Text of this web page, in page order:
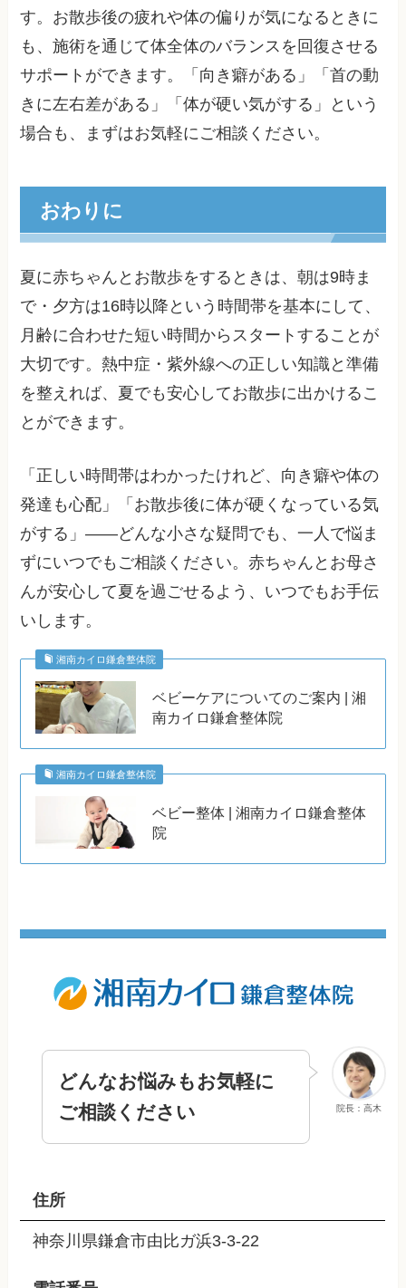
す。お散歩後の疲れや体の偏りが気になるときに
も、施術を通じて体全体のバランスを回復させる
サポートができます。「向き癖がある」「首の動
きに左右差がある」「体が硬い気がする」という
場合も、まずはお気軽にご相談ください。
おわりに
夏に赤ちゃんとお散歩をするときは、朝は9時ま
で・夕方は16時以降という時間帯を基本にして、
月齢に合わせた短い時間からスタートすることが
大切です。熱中症・紫外線への正しい知識と準備
を整えれば、夏でも安心してお散歩に出かけるこ
とができます。
「正しい時間帯はわかったけれど、向き癖や体の
発達も心配」「お散歩後に体が硬くなっている気
がする」——どんな小さな疑問でも、一人で悩ま
ずにいつでもご相談ください。赤ちゃんとお母さ
んが安心して夏を過ごせるよう、いつでもお手伝
いします。
湘南カイロ鎌倉整体院
ベビーケアについてのご案内 | 湘
南カイロ鎌倉整体院
湘南カイロ鎌倉整体院
ベビー整体 | 湘南カイロ鎌倉整体
院
院長：高木
どんなお悩みもお気軽に
ご相談ください
住所
神奈川県鎌倉市由比ガ浜3-3-22